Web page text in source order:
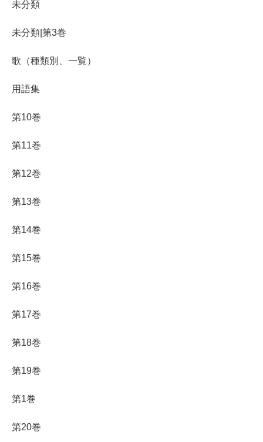
未分類
未分類|第3巻
歌（種類別、一覧）
用語集
第10巻
第11巻
第12巻
第13巻
第14巻
第15巻
第16巻
第17巻
第18巻
第19巻
第1巻
第20巻